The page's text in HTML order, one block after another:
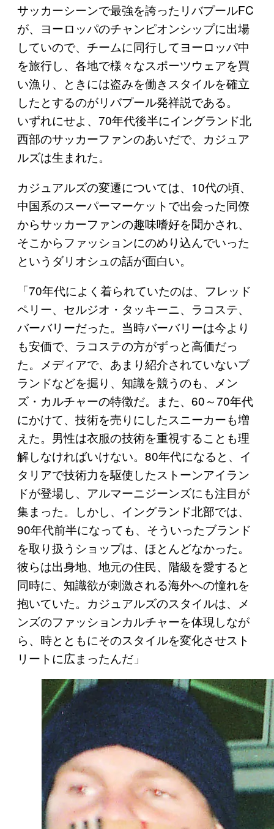
サッカーシーンで最強を誇ったリバプールFC
が、ヨーロッパのチャンピオンシップに出場
していので、チームに同行してヨーロッパ中
を旅行し、各地で様々なスポーツウェアを買
い漁り、ときには盗みを働きスタイルを確立
したとするのがリバプール発祥説である。
いずれにせよ、70年代後半にイングランド北
西部のサッカーファンのあいだで、カジュア
ルズは生まれた。
カジュアルズの変遷については、10代の頃、
中国系のスーパーマーケットで出会った同僚
からサッカーファンの趣味嗜好を聞かされ、
そこからファッションにのめり込んでいった
というダリオシュの話が面白い。
「70年代によく着られていたのは、フレッド
ペリー、セルジオ・タッキーニ、ラコステ、
バーバリーだった。当時バーバリーは今より
も安価で、ラコステの方がずっと高価だっ
た。メディアで、あまり紹介されていないブ
ランドなどを掘り、知識を競うのも、メン
ズ・カルチャーの特徴だ。また、60～70年代
にかけて、技術を売りにしたスニーカーも増
えた。男性は衣服の技術を重視することも理
解しなければいけない。80年代になると、イ
タリアで技術力を駆使したストーンアイラン
ドが登場し、アルマーニジーンズにも注目が
集まった。しかし、イングランド北部では、
90年代前半になっても、そういったブランド
を取り扱うショップは、ほとんどなかった。
彼らは出身地、地元の住民、階級を愛すると
同時に、知識欲が刺激される海外への憧れを
抱いていた。カジュアルズのスタイルは、メ
ンズのファッションカルチャーを体現しなが
ら、時とともにそのスタイルを変化させスト
リートに広まったんだ」